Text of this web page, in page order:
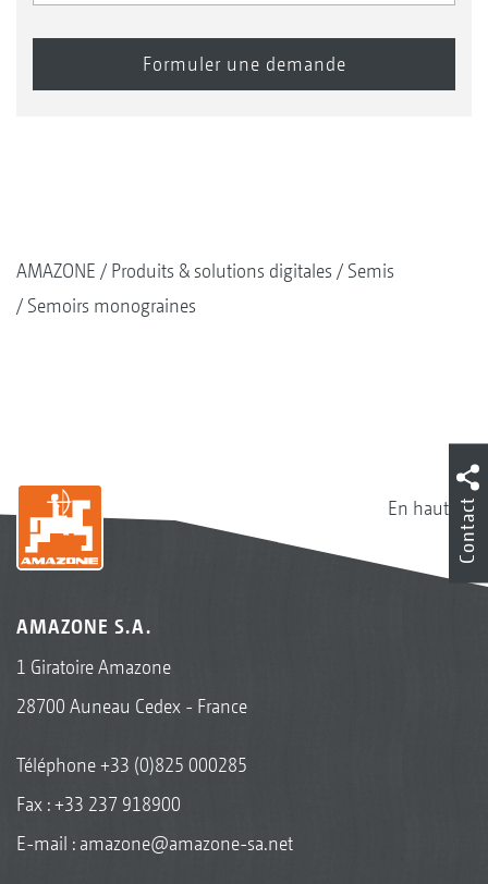
AMAZONE Produits & solutions digitales
Semis
Semoirs monograines
En haut
AMAZONE S.A.
1 Giratoire Amazone
28700 Auneau Cedex - France
Téléphone+33 (0)825 000285
Fax : +33 237 918900
E-mail : amazone@amazone-sa.net
Contact